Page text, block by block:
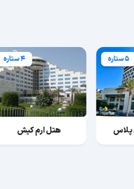
5 ستاره
پلاس
4 ستاره
هتل ارم کیش